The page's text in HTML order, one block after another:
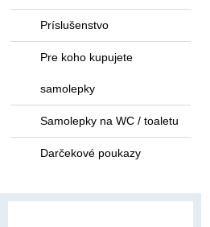
Príslušenstvo
Pre koho kupujete
samolepky
Samolepky na WC / toaletu
Darčekové poukazy